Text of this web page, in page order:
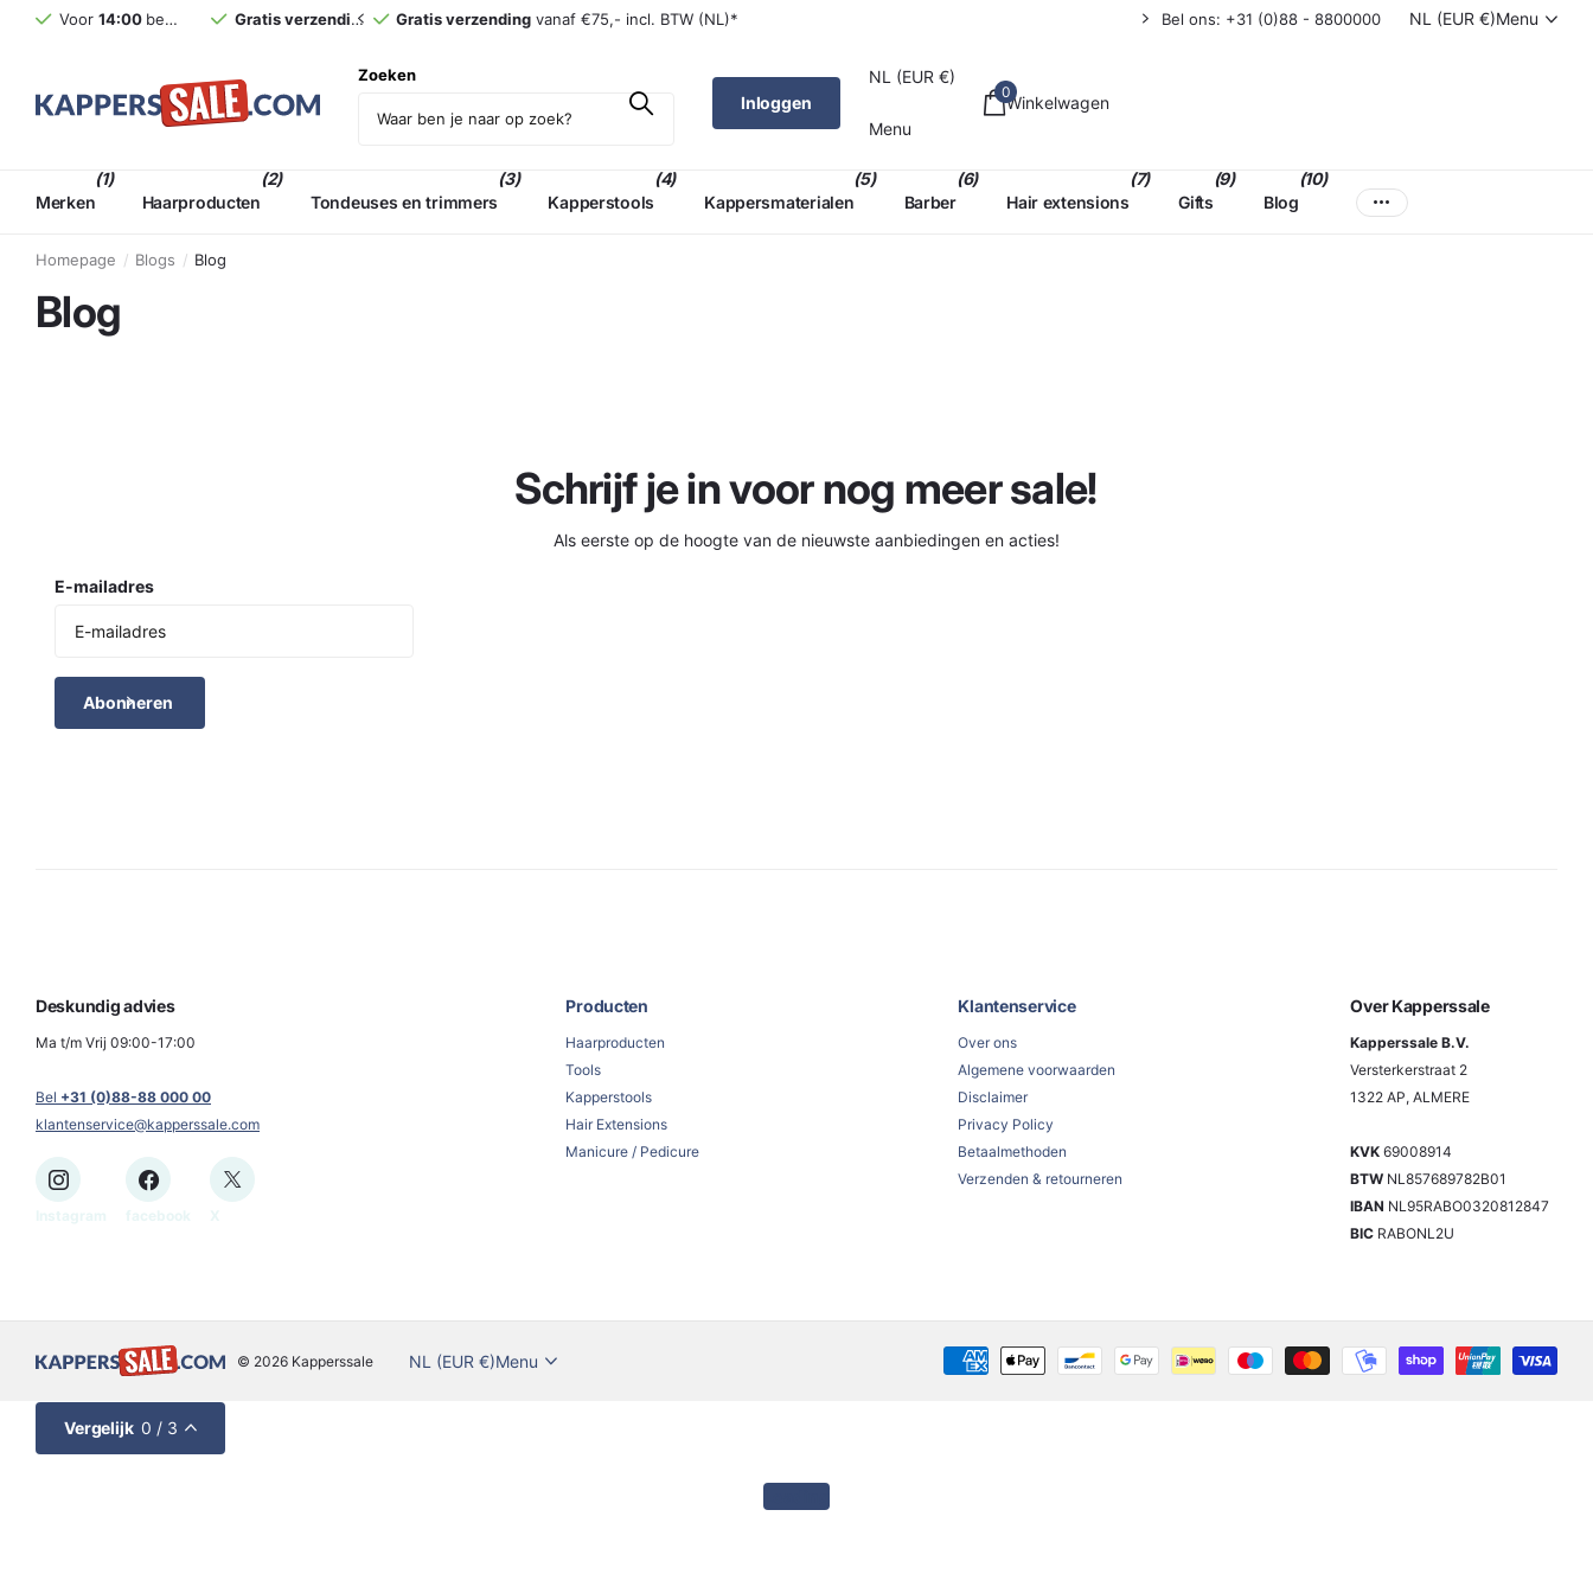
Voor 14:00 besteld, morgenin huis (NL)*
Gratis verzending vanaf €75,- incl. BTW (NL)*
vanaf €75,- incl. BTW (NL)* Voor Bel ons: +31 (0)88 - 8800000 NL (EUR €)Menu
Zoeken
Inloggen
NL (EUR €)
Menu
Winkelwagen
0
Merken
(1)
Haarproducten
(2)
Tondeuses en trimmers
(3)
Kapperstools
(4)
Kappersmaterialen
(5)
Barber
(6)
Hair extensions
(7)
Gifts
(9)
Blog
(10)
Homepage Blogs Blog
Blog
Schrijf je in voor nog meer sale!
Als eerste op de hoogte van de nieuwste aanbiedingen en acties!
E-mailadres
Abonneren
Deskundig advies
Ma t/m Vrij 09:00-17:00
Bel +31 (0)88-88 000 00
klantenservice@kapperssale.com
Producten
Haarproducten
Tools
Kapperstools
Hair Extensions
Manicure / Pedicure
Klantenservice
Over ons
Algemene voorwaarden
Disclaimer
Privacy Policy
Betaalmethoden
Verzenden & retourneren
Over Kapperssale
Kapperssale B.V.
Versterkerstraat 2
1322 AP, ALMERE
KVK 69008914
BTW NL857689782B01
IBAN NL95RABO0320812847
BIC RABONL2U
© 2026 Kapperssale NL (EUR €)Menu
Vergelijk 0 / 3